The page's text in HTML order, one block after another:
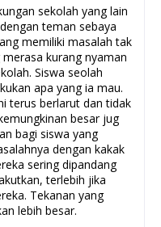
sekolah yang lain
teman sebaya
memiliki masalah tak
kurang nyaman
Siswa seolah
apa yang ia mau.
terus berlarut dan tidak
besar jug
bagi siswa yang
dengan kakak
sering dipandang
terlebih jika
Tekanan yang
lebih besar.